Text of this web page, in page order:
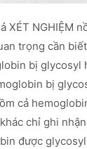
XÉT NGHIỆM
trọng cần
bị glycosyl
bị
cả
chỉ ghi
được